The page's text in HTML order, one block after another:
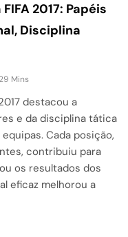
2017: Papéis
Disciplina
29 Mins
destacou a
e da disciplina tática
Cada posição,
contribuiu para
os resultados dos
eficaz melhorou a